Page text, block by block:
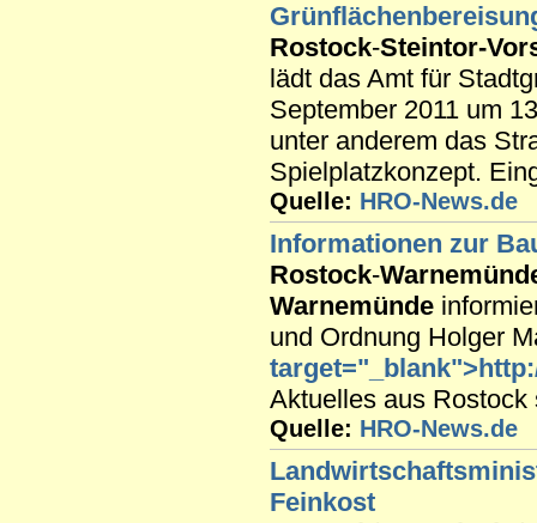
Rostock-Steintor-
lädt das Amt für
September 2011 um
unter anderem das
Spielplatzkonzept.
Quelle: HRO-News.de
Informationen zur
Rostock-
Warnemünde
und Ordnung Holger
Aktuelles aus Rostock
Quelle: HRO-News.de
Feinkost